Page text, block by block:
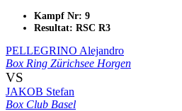
Kampf Nr: 9
Resultat: RSC R3
PELLEGRINO Alejandro
Box Ring Zürichsee Horgen
VS
JAKOB Stefan
Box Club Basel